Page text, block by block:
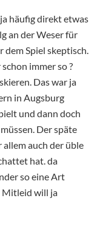
häufig direkt etwas
an der Weser für
Spiel skeptisch.
immer so ?
Das war ja
in Augsburg
und dann doch
Der späte
auch der üble
hat. da
so eine Art
Mitleid will ja